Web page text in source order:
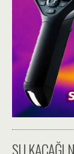
SU KAÇAĞI